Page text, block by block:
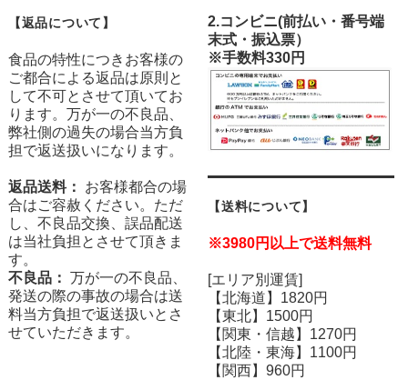
【返品について】
食品の特性につきお客様の
ご都合による返品は原則と
して不可とさせて頂いてお
ります。万が一の不良品、
弊社側の過失の場合当方負
担で返送扱いになります。
返品送料： お客様都合の場
合はご容赦ください。ただ
し、不良品交換、誤品配送
は当社負担とさせて頂きま
す。
不良品： 万が一の不良品、
発送の際の事故の場合は送
料当方負担で返送扱いとさ
せていただきます。
2.コンビニ(前払い・番号端
末式・振込票）
※手数料330円
【送料について】
※3980円以上で送料無料
[エリア別運賃]
【北海道】1820円
【東北】1500円
【関東・信越】1270円
【北陸・東海】1100円
【関西】960円